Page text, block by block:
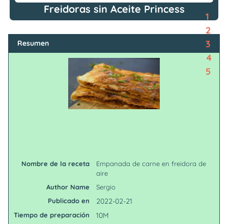
Freidoras sin Aceite Princess
Resumen
1
2
3
4
5
Nombre de la receta
Empanada de carne en freidora de
aire
Author Name
Sergio
Publicado en
2022-02-21
Tiempo de preparación 10M